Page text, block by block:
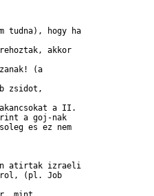
tudna), hogy ha
akkor
(a
zsidot,
a II.
a goj-nak
es ez nem
atirtak izraeli
(pl. Job